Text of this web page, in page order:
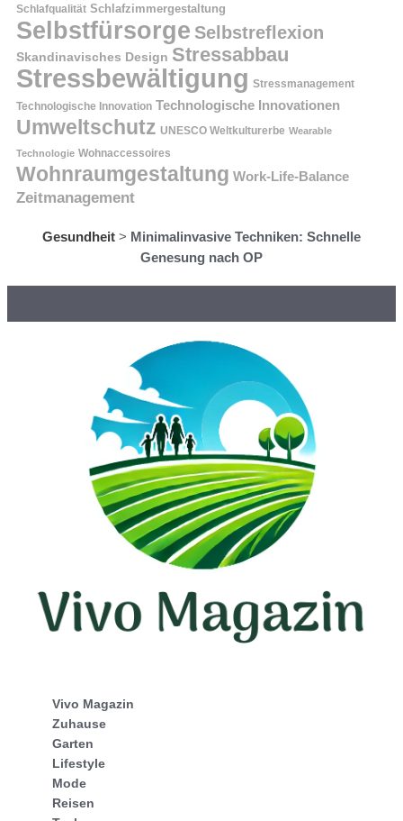
Schlafqualität Schlafzimmergestaltung
Selbstfürsorge Selbstreflexion
Skandinavisches Design Stressabbau
Stressbewältigung Stressmanagement
Technologische Innovation Technologische Innovationen
Umweltschutz UNESCO Weltkulturerbe Wearable
Technologie Wohnaccessoires
Wohnraumgestaltung Work-Life-Balance
Zeitmanagement
Gesundheit > Minimalinvasive Techniken: Schnelle
Genesung nach OP
Vivo Magazin
Zuhause
Garten
Lifestyle
Mode
Reisen